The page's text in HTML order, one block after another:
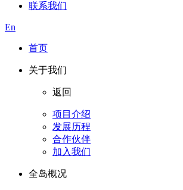
联系我们
En
首页
关于我们
返回
项目介绍
发展历程
合作伙伴
加入我们
全岛概况